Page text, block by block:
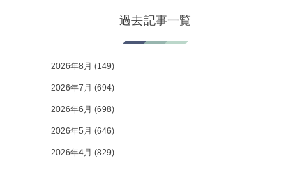
過去記事一覧
2026年8月 (149)
2026年7月 (694)
2026年6月 (698)
2026年5月 (646)
2026年4月 (829)